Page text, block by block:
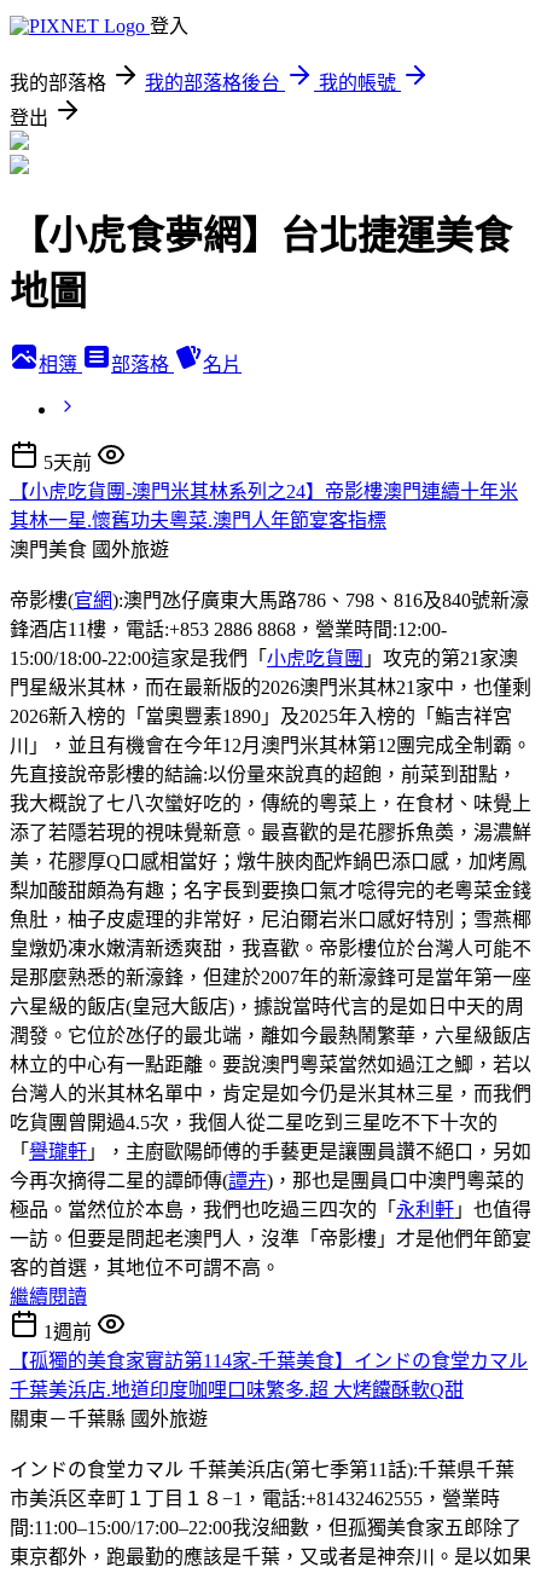
登入
我的部落格 我的部落格後台
我的帳號
登出
【小虎食夢網】台北捷運美食
地圖
相簿 部落格 名片
5天前
【小虎吃貨團-澳門米其林系列之24】帝影樓澳門連續十年米
其林一星.懷舊功夫粵菜.澳門人年節宴客指標
澳門美食 國外旅遊
帝影樓(官網):澳門氹仔廣東大馬路786、798、816及840號新濠
鋒酒店11樓，電話:+853 2886 8868，營業時間:12:00-
15:00/18:00-22:00這家是我們「 小虎吃貨團 」攻克的第21家澳
門星級米其林，而在最新版的2026澳門米其林21家中，也僅剩
2026新入榜的「當奧豐素1890」及2025年入榜的「鮨吉祥宮
川」，並且有機會在今年12月澳門米其林第12團完成全制霸。
先直接說帝影樓的結論:以份量來說真的超飽，前菜到甜點，
我大概說了七八次蠻好吃的，傳統的粵菜上，在食材、味覺上
添了若隱若現的視味覺新意。最喜歡的是花膠拆魚𡙡，湯濃鮮
美，花膠厚Q口感相當好；燉牛脥肉配炸鍋巴添口感，加烤鳳
梨加酸甜頗為有趣；名字長到要換口氣才唸得完的老粵菜金錢
魚肚，柚子皮處理的非常好，尼泊爾岩米口感好特別；雪燕椰
皇燉奶凍水嫩清新透爽甜，我喜歡。帝影樓位於台灣人可能不
是那麼熟悉的新濠鋒，但建於2007年的新濠鋒可是當年第一座
六星級的飯店(皇冠大飯店)，據說當時代言的是如日中天的周
潤發。它位於氹仔的最北端，離如今最熱鬧繁華，六星級飯店
林立的中心有一點距離。要說澳門粵菜當然如過江之鯽，若以
台灣人的米其林名單中，肯定是如今仍是米其林三星，而我們
吃貨團曾開過4.5次，我個人從二星吃到三星吃不下十次的
「 譽瓏軒 」，主廚歐陽師傅的手藝更是讓團員讚不絕口，另如
今再次摘得二星的譚師傳(譚卉)，那也是團員口中澳門粵菜的
極品。當然位於本島，我們也吃過三四次的「 永利軒 」也值得
一訪。但要是問起老澳門人，沒準「帝影樓」才是他們年節宴
客的首選，其地位不可謂不高。
繼續閱讀
1週前
【孤獨的美食家實訪第114家-千葉美食】インドの食堂カマル
千葉美浜店.地道印度咖哩口味繁多.超 大烤饢酥軟Q甜
關東－千葉縣 國外旅遊
インドの食堂カマル 千葉美浜店(第七季第11話):千葉県千葉
市美浜区幸町１丁目１８−1，電話:+81432462555，營業時
間:11:00–15:00/17:00–22:00我沒細數，但孤獨美食家五郎除了
東京都外，跑最勤的應該是千葉，又或者是神奈川。是以如果